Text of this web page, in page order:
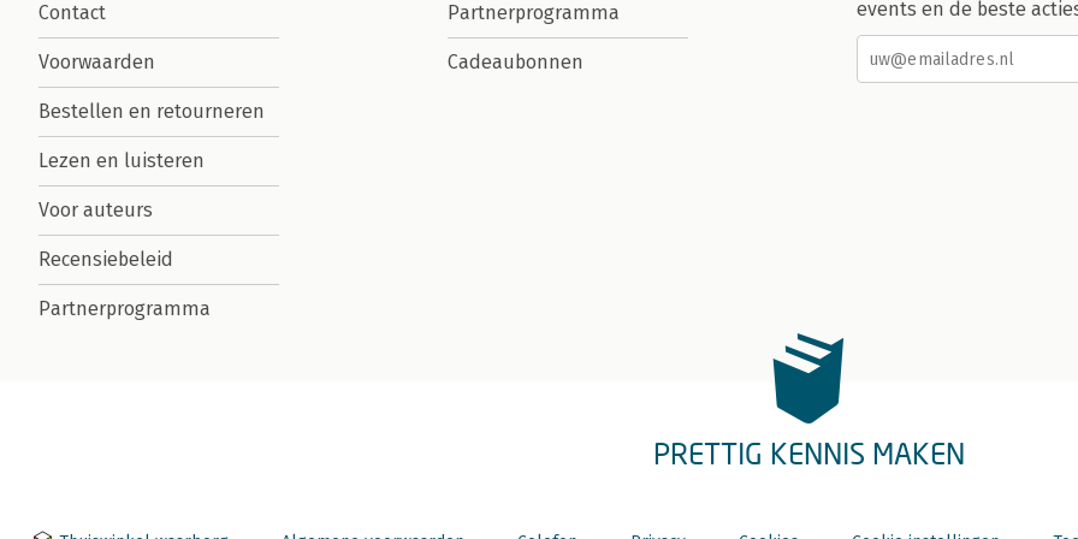
Contact
Voorwaarden
Bestellen en retourneren
Lezen en luisteren
Voor auteurs
Recensiebeleid
Partnerprogramma
Partnerprogramma
Cadeaubonnen
events en de beste
PRETTIG KENNIS MAKEN